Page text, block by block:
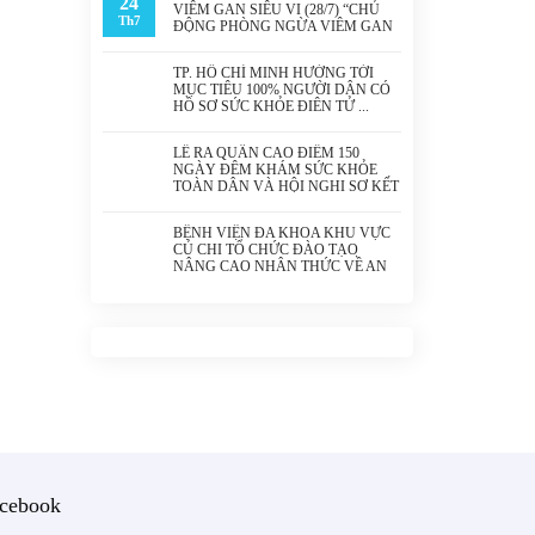
Th7
VIÊM GAN SIÊU VI (28/7) “CHỦ
ĐỘNG PHÒNG NGỪA VIÊM GAN
TP. HỒ CHÍ MINH HƯỚNG TỚI
MỤC TIÊU 100% NGƯỜI DÂN CÓ
HỒ SƠ SỨC KHỎE ĐIỆN TỬ
LỄ RA QUÂN CAO ĐIỂM 150
NGÀY ĐÊM KHÁM SỨC KHỎE
TOÀN DÂN VÀ HỘI NGHỊ SƠ KẾT
PHỐ HỒ CHÍ MINH
BỆNH VIỆN ĐA KHOA KHU VỰC
CỦ CHI TỔ CHỨC ĐÀO TẠO
NÂNG CAO NHẬN THỨC VỀ AN